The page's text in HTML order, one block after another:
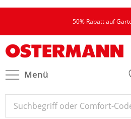
50% Rabatt auf
Menü